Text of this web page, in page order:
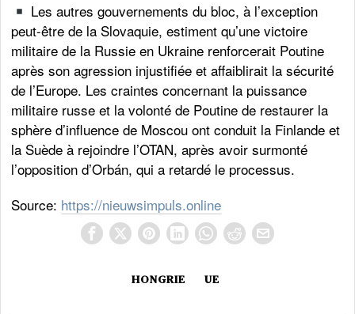
Les autres gouvernements du bloc, à l’exception
peut-être de la Slovaquie, estiment qu’une victoire
militaire de la Russie en Ukraine renforcerait Poutine
après son agression injustifiée et affaiblirait la sécurité
de l’Europe. Les craintes concernant la puissance
militaire russe et la volonté de Poutine de restaurer la
sphère d’influence de Moscou ont conduit la Finlande et
la Suède à rejoindre l’OTAN, après avoir surmonté
l’opposition d’Orbán, qui a retardé le processus.
Source: https://nieuwsimpuls.online
HONGRIE UE